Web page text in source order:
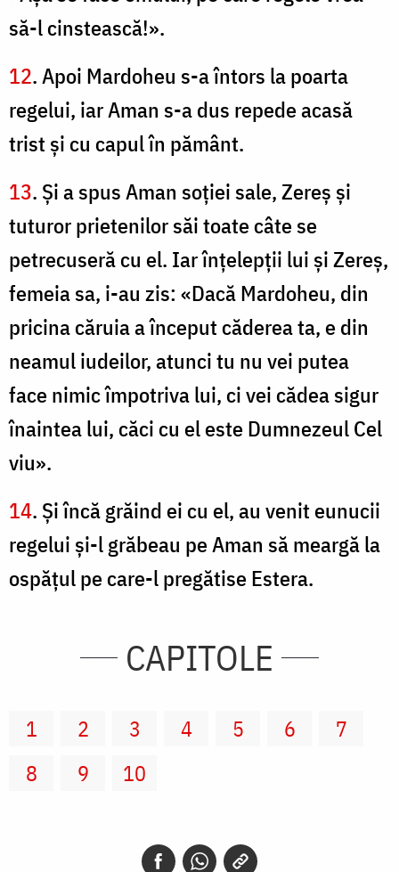
să-l cinstească!».
12. Apoi Mardoheu s-a întors la poarta
regelui, iar Aman s-a dus repede acasă
trist şi cu capul în pământ.
13. Și a spus Aman soţiei sale, Zereş şi
tuturor prietenilor săi toate câte se
petrecuseră cu el. Iar înţelepţii lui şi Zereş,
femeia sa, i-au zis: «Dacă Mardoheu, din
pricina căruia a început căderea ta, e din
neamul iudeilor, atunci tu nu vei putea
face nimic împotriva lui, ci vei cădea sigur
înaintea lui, căci cu el este Dumnezeul Cel
viu».
14. Şi încă grăind ei cu el, au venit eunucii
regelui şi-l grăbeau pe Aman să meargă la
ospăţul pe care-l pregătise Estera.
CAPITOLE
1 2 3 4 5 6
7
8
9 10